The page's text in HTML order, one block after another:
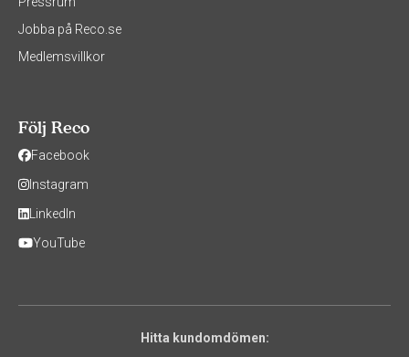
Jobba på Reco.se
Medlemsvillkor
Följ Reco
Facebook
Instagram
LinkedIn
YouTube
Hitta kundomdömen: